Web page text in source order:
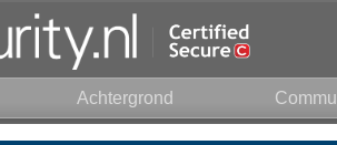
Achtergrond